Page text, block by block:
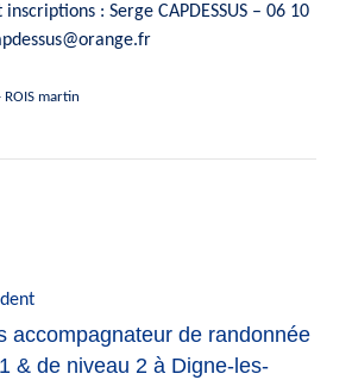
: Serge CAPDESSUS – 06 10
martin
accompagnateur de randonnée
& de niveau 2 à Digne-les-